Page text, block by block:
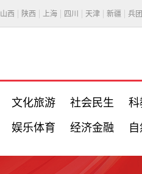
山西 陕西 上海 四川 天津 新疆 兵团
文化旅游 社会民生 科
娱乐体育 经济金融